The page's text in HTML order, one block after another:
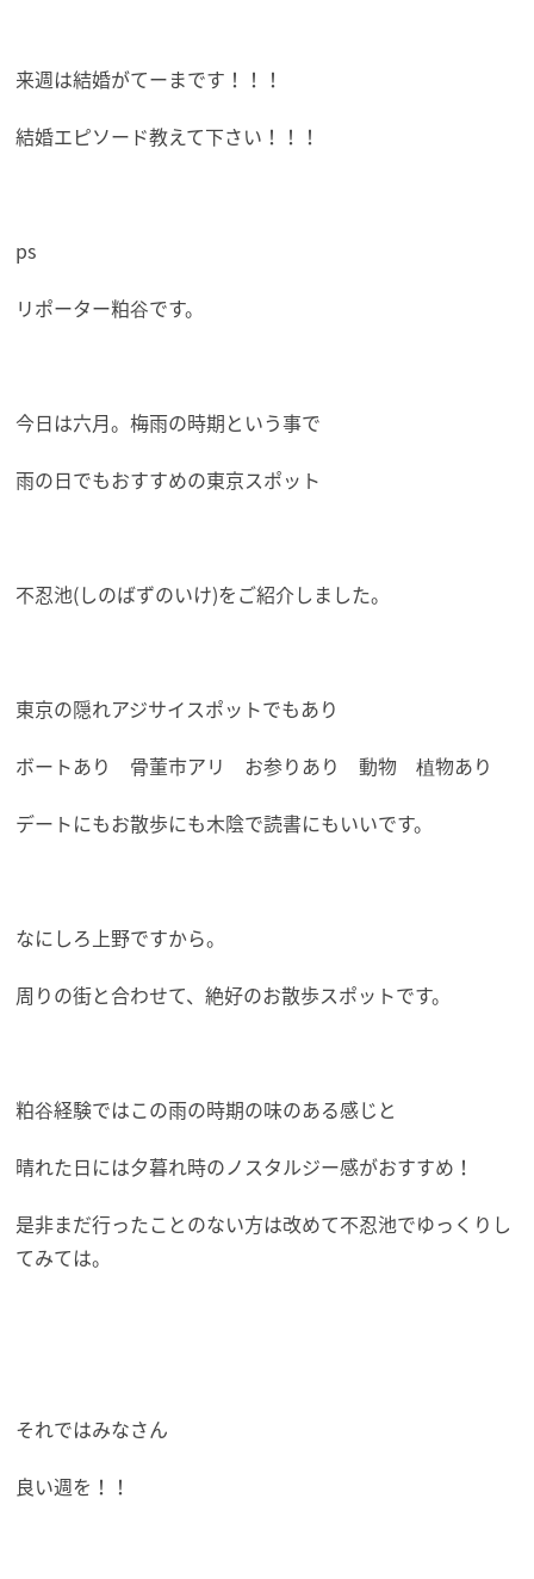
来週は結婚がてーまです！！！
結婚エピソード教えて下さい！！！
ps
リポーター粕谷です。
今日は六月。梅雨の時期という事で
雨の日でもおすすめの東京スポット
不忍池(しのばずのいけ)をご紹介しました。
東京の隠れアジサイスポットでもあり
ボートあり 骨董市アリ お参りあり 動物 植物あり
デートにもお散歩にも木陰で読書にもいいです。
なにしろ上野ですから。
周りの街と合わせて、絶好のお散歩スポットです。
粕谷経験ではこの雨の時期の味のある感じと
晴れた日には夕暮れ時のノスタルジー感がおすすめ！
是非まだ行ったことのない方は改めて不忍池でゆっくりし
てみては。
それではみなさん
良い週を！！